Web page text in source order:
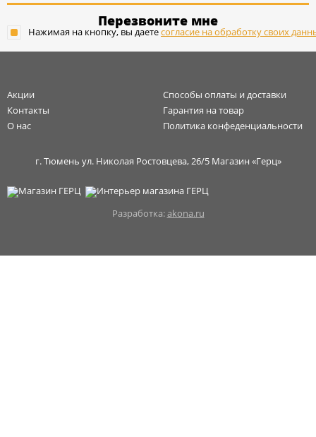
Перезвоните мне
Нажимая на кнопку, вы даетесогласие на обработку своих
Акции
Контакты
О нас
Способы оплаты и доставки
Гарантия на товар
Политика конфеденциальности
г. Тюмень ул. Николая Ростовцева, 26/5 Магазин «Герц»
Разработка:akona.ru